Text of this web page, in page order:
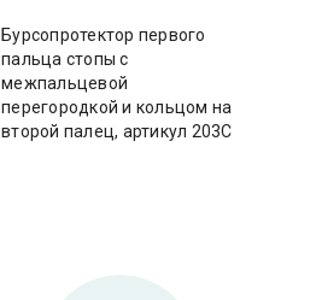
Бурсопротектор первого
пальца стопы с
межпальцевой
перегородкой и кольцом на
второй палец, артикул 203С